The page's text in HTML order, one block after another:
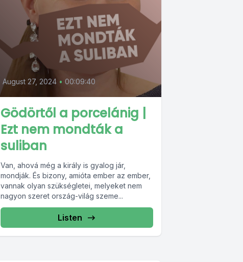
August 27, 2024 • 00:09:40
Gödörtől a porcelánig |
Ezt nem mondták a
suliban
Van, ahová még a király is gyalog jár,
mondják. És bizony, amióta ember az ember,
vannak olyan szükségletei, melyeket nem
nagyon szeret ország-világ szeme...
Listen